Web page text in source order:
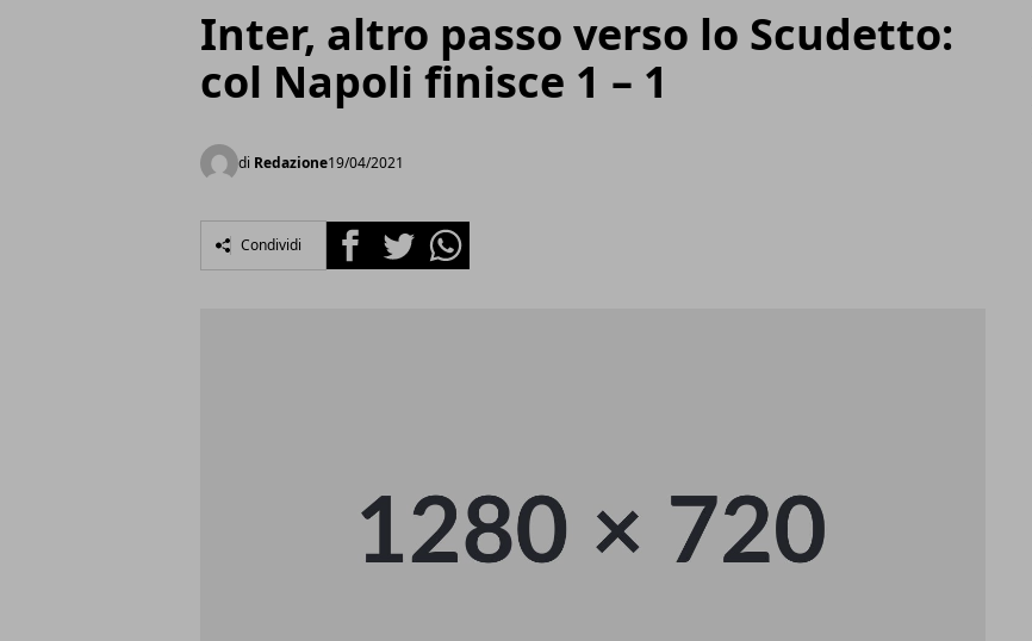
Inter, altro passo verso lo Scudetto:
col Napoli finisce 1 – 1
di Redazione19/04/2021
Condividi FacebookTwitterWhatsapp